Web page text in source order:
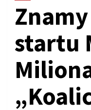
startu